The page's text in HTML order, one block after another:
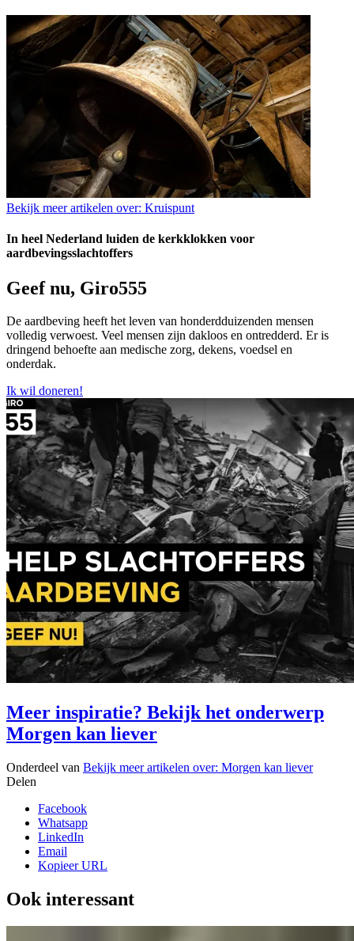
Bekijk meer artikelen over: Kruispunt
In heel Nederland luiden de kerkklokken voor
aardbevingsslachtoffers
Geef nu, Giro555
De aardbeving heeft het leven van honderdduizenden mensen
volledig verwoest. Veel mensen zijn dakloos en ontredderd. Er is
dringend behoefte aan medische zorg, dekens, voedsel en
onderdak.
Ik wil doneren!
Meer inspiratie? Bekijk het onderwerp
Morgen kan liever
Onderdeel van Bekijk meer artikelen over: Morgen kan liever
Delen
Facebook
Whatsapp
LinkedIn
Email
Kopieer URL
Ook interessant